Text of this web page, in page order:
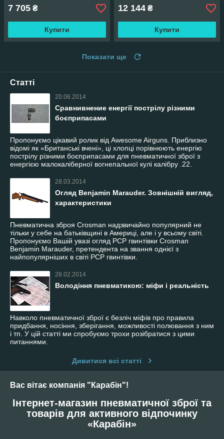
7 705 ₴
Купити
12 144 ₴
Купити
Показати ще
Статті
20.06.2014
Сравнивнение енергії пострілу різними
боєприпасами
Пропонуємо цікавий ролик від Awesome Airguns. Приблизно
відомі як «Британські вчені», ці хлопці порівнюють енергію
пострілу різними боєприпасами для пневматичної зброї з
енергією малокаліберної вогнепальної кулі калібру .22.
28.03.2014
Огляд Benjamin Marauder. Зовнішній вигляд,
характеристики
Пневматична зброя Crosman надзвичайно популярний не
тільки у себе на батьківщині в Америці, але і у всьому світі.
Пропонуємо Вашій увазі огляд PCP гвинтівки Crosman
Benjamin Marauder, претендента на звання однієї з
найпопулярніших в світі PCP гвинтівки.
28.02.2014
Володіння пневматикою: міфи і реальність
Навколо пневматичної зброї є безліч міфів про правила
придбання, носіння, зберігання, можливості полювання з ним
і тп. У цій статті ми спробуємо трохи розібратися з цими
питаннями.
Дивитися всі статті
Вас вітає компанія "Карабін"!
Інтернет-магазин пневматичної зброї та
товарів для активного відпочинку
«Карабін»